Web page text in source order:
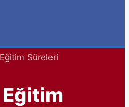
Süreleri
Eğitim